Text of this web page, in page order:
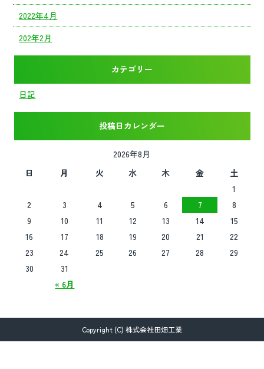
2022年4月
202年2月
カテゴリー
日記
投稿日カレンダー
2026年8月
日
月 火 水 木 金 土
« 6月
1
2
3 4 5 6 7
8
9
10 11 12 13 14
15
16
17 18 19 20 21
22
23
24 25 26 27 28
29
30
31
Copyright (C) 株式会社田畑工業